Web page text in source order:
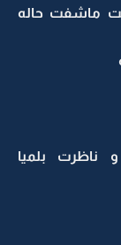
ماشفت حاله
ناظرت بلميا